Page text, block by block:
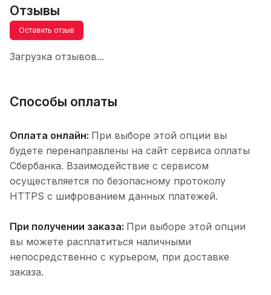
Отзывы
Оставить отзыв
Загрузка отзывов...
Способы оплаты
Оплата онлайн: При выборе этой опции вы
будете перенаправлены на сайт сервиса оплаты
Сбербанка. Взаимодействие с сервисом
осуществляется по безопасному протоколу
HTTPS с шифрованием данных платежей.
При получении заказа: При выборе этой опции
вы можете расплатиться наличными
непосредственно с курьером, при доставке
заказа.